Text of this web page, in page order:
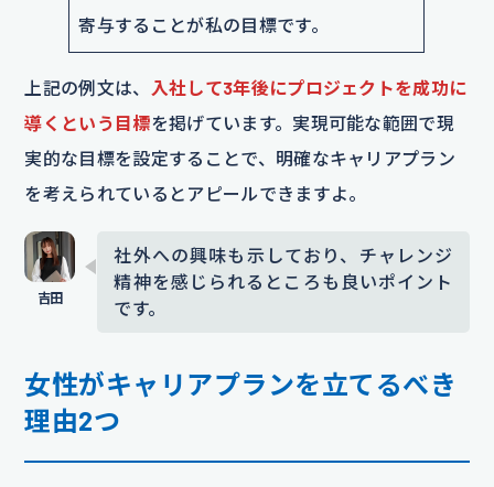
寄与することが私の目標です。
上記の例文は、 入社して3年後にプロジェクトを成功に
導くという目標を掲げています。実現可能な範囲で現
実的な目標を設定することで、明確なキャリアプラン
を考えられているとアピールできますよ。
社外への興味も示しており、チャレンジ
精神を感じられるところも良いポイント
です。
女性がキャリアプランを立てるべき
理由2つ